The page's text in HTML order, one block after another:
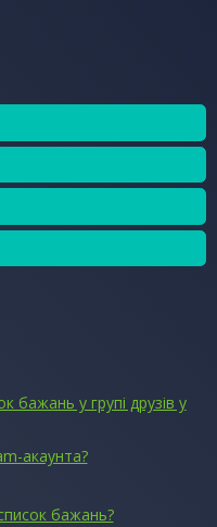
бажань у групі друзів у
акаунта?
бажань?